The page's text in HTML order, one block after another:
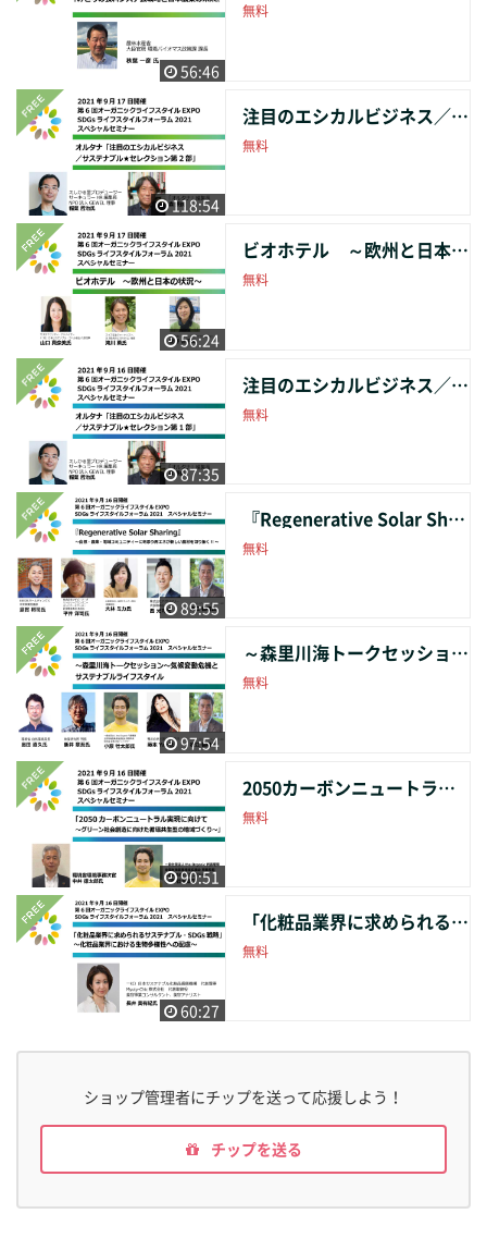
56:46
無料
118:54
注目のエシカルビジネス／サステナブル★ セレクション第2部
無料
56:24
ビオホテル ～欧州と日本の状況～
無料
87:35
注目のエシカルビジネス／サステナブル★セレクション第1部
無料
89:55
『Regenerative Solar Sharing』～自然・農業・地域コミュニティーに寄添う再エネが 新しい農村を切り拓く!!～
無料
97:54
～森里川海トークセッション～気候変動危機とサステナブルライフスタイル
無料
90:51
2050カーボンニュートラル実現に向けて 〜グリーン社会創造に向けた循環共生型の 地域づくり〜
無料
60:27
「化粧品業界に求められるサステナブル・ SDGs戦略」～化粧品業界における生物多様性 への配慮～
無料
ショップ管理者にチップを送って応援しよう！
チップを送る